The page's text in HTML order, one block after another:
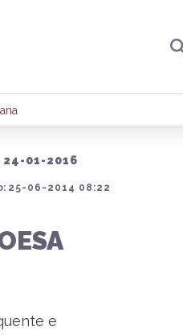
para receber toda sexta-
da região.
24-01-2016
25-06-2014 08:22
e